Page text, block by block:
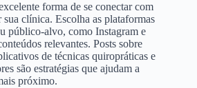
forma de se conectar com
sua clínica. Escolha as plataformas
público-alvo, como Instagram e
relevantes. Posts sobre
de técnicas quiropráticas e
são estratégias que ajudam a
próximo.